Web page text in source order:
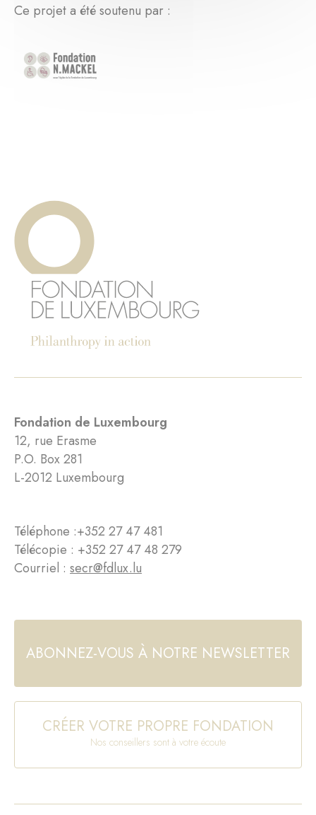
Ce projet a été soutenu par :
Fondation de Luxembourg
12, rue Erasme
P.O. Box 281
L-2012 Luxembourg
Téléphone :+352 27 47 481
Télécopie : +352 27 47 48 279
Courriel : secr@fdlux.lu
ABONNEZ-VOUS À NOTRE NEWSLETTER
CRÉER VOTRE PROPRE FONDATION
Nos conseillers sont à votre écoute